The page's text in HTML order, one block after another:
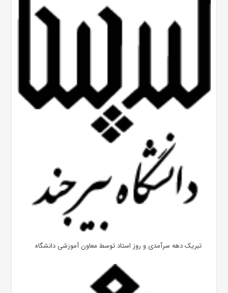
تبریک دهه سرآمدی و روز استاد توسط معاون آموزشی دانشگاه